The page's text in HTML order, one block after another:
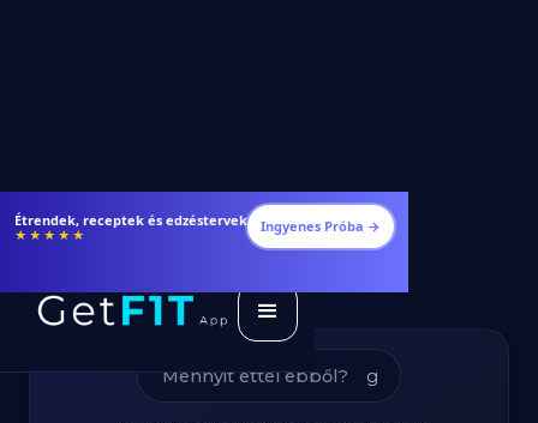
Étrendek, receptek és edzéstervek
★★★★★ Ingyenes Próba →
Tepertőkrém -
Kalóriatartalom és
Tápanyagok
g